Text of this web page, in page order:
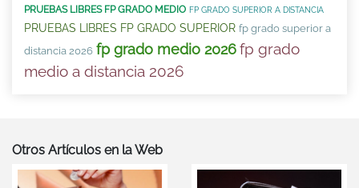
PRUEBAS LIBRES FP GRADO MEDIO FP GRADO SUPERIOR A DISTANCIA
PRUEBAS LIBRES FP GRADO SUPERIOR fp grado superior a
distancia 2026 fp grado medio 2026fp grado
medio a distancia 2026
Otros Artículos en la Web